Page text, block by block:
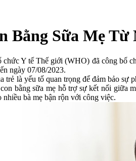
Sữa Mẹ Từ
Y tế Thế giới (WHO) đã công bố
ngày 07/08/2023.
yếu tố quan trọng để đảm bảo sự
bằng sữa mẹ hỗ trợ sự kết nối giữa
bà mẹ bận rộn với công việc.